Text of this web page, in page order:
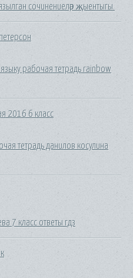
сочинениеләр җыентыгы.
рабочая тетрадь rainbow
2016 6 класс
тетрадь данилов косулина
7 класс ответы гдз